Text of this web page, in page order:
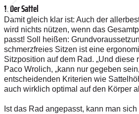
1. Der Sattel
Damit gleich klar ist: Auch der
wird nichts nützen, wenn das
passt! Soll heißen:
schmerzfreies Sitzen ist eine
Sitzposition auf dem Rad. „Und diese
Paco Wrolich, „kann nur gegeben
entscheidenden Kriterien wie
auch wirklich optimal auf den Körper
Ist das Rad angepasst, kann man